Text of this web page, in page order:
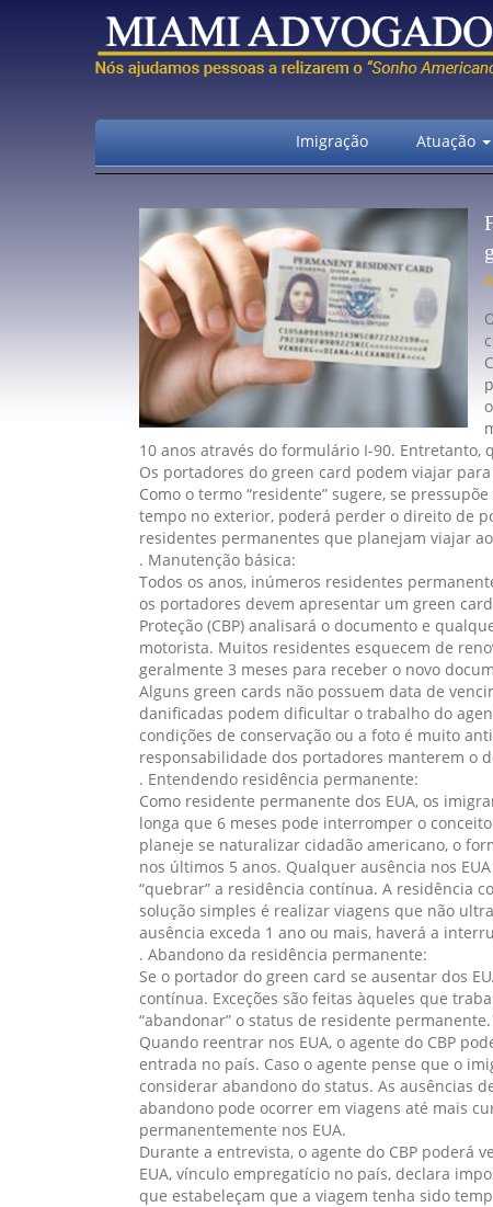
Imigração Atuação
10 anos através do formulário I-90.
Os portadores do green card podem viajar
Como o termo “residente” sugere, se
tempo no exterior, poderá perder o direito de
residentes permanentes que planejam viajar
. Manutenção básica:
Todos os anos, inúmeros residentes
os portadores devem apresentar um green
Proteção (CBP) analisará o documento e
motorista. Muitos residentes esquecem de
geralmente 3 meses para receber o novo
Alguns green cards não possuem data de
danificadas podem dificultar o trabalho do
condições de conservação ou a foto é muito
responsabilidade dos portadores manterem o
. Entendendo residência permanente:
Como residente permanente dos EUA, os
longa que 6 meses pode interromper o
planeje se naturalizar cidadão americano, o
nos últimos 5 anos. Qualquer ausência nos
“quebrar” a residência contínua. A residência
solução simples é realizar viagens que não
ausência exceda 1 ano ou mais, haverá a
. Abandono da residência permanente:
Se o portador do green card se ausentar dos
contínua. Exceções são feitas àqueles que
“abandonar” o status de residente
Quando reentrar nos EUA, o agente do CBP
entrada no país. Caso o agente pense que o
considerar abandono do status. As ausências
abandono pode ocorrer em viagens até mais
permanentemente nos EUA.
Durante a entrevista, o agente do CBP poderá
EUA, vínculo empregatício no país, declara
que estabeleçam que a viagem tenha sido